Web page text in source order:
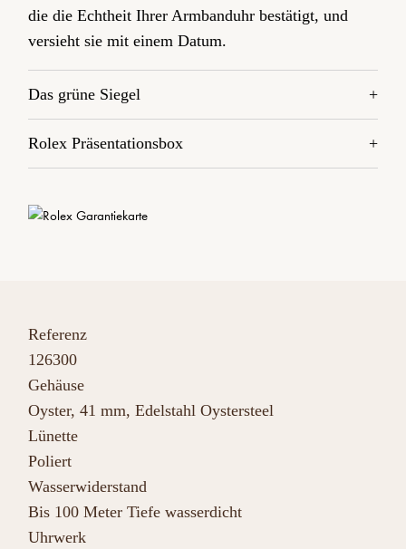
die die Echtheit Ihrer Armbanduhr bestätigt, und
versieht sie mit einem Datum.
Das grüne Siegel
Rolex Präsentationsbox
Referenz
126300
Gehäuse
Oyster, 41 mm, Edelstahl Oystersteel
Lünette
Poliert
Wasserwiderstand
Bis 100 Meter Tiefe wasserdicht
Uhrwerk